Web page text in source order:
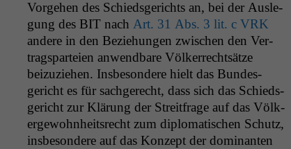
Vorge­hen des Schieds­gerichts an, bei der Ausle­
gung des BITnach Art. 31 Abs. 3 lit. c VRK
andere in den Beziehun­gen zwis­chen den Ver­
tragsparteien anwend­bare Völk­er­recht­sätze
beizuziehen. Ins­beson­dere hielt das Bun­des­
gericht es für sachgerecht, dass sich das Schieds­
gericht zur Klärung der Stre­it­frage auf das Völk­
erge­wohn­heit­srecht zum diplo­ma­tis­chen Schutz,
ins­beson­dere auf das Konzept der dom­i­nan­ten